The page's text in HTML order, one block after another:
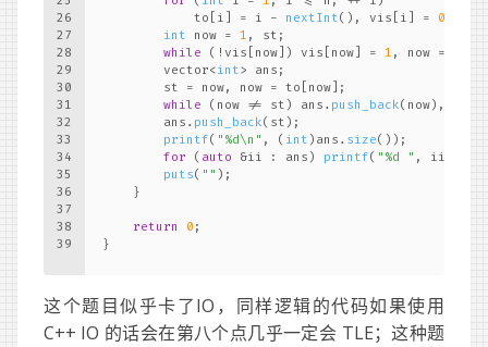
26
27
28
29
30
31
32
33
34
35
36
37
38
39
            to[i] = i -
nextInt(), vis[i] = 0
int now = 1 , st;
while (!vis[now]) vis[now] = 1 , now =
        vector<
int> ans;
        st = now, now = to[now];
while (now != st) ans. push_back(now), now
        ans.
push_back(st);
printf( "%d\n" , ( int )ans. size());
for ( auto &ii : ans) printf( "%d " , ii);
puts( "" );
    }
return 0 ;
}
这个题目似乎卡了IO，同样逻辑的代码如果使用
C++ IO 的话会在第八个点几乎一定会 TLE；这种题